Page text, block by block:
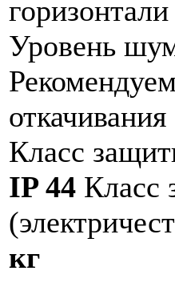
горизонтали
Уровень
откачивания
Класс
IP 44 Класс
кг